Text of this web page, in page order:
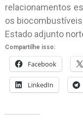
relacionamentos
os
Estado adjunto
Compartilhe isso:
Facebook
LinkedIn